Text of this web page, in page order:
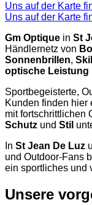
Uns auf der Karte
Uns auf der Karte
Gm Optique in St
Händlernetz von
Sonnenbrillen,
optische Leistung
Sportbegeisterte,
Kunden finden hier
mit fortschrittlichen
Schutz und Stil
In St Jean De Luz
und Outdoor-Fans
ein sportliches und
Unsere